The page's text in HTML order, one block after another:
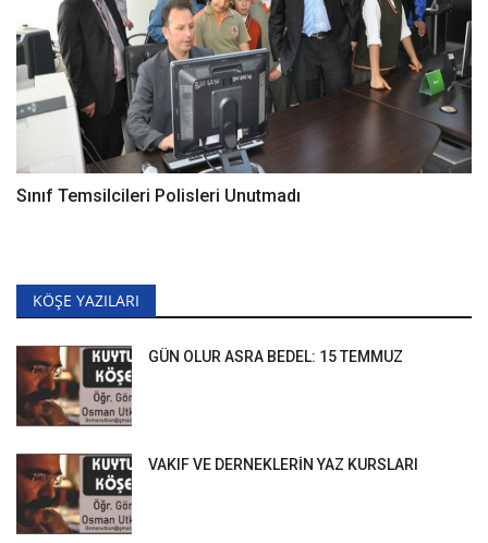
Sınıf Temsilcileri Polisleri Unutmadı
KÖŞE YAZILARI
GÜN OLUR ASRA BEDEL: 15 TEMMUZ
VAKIF VE DERNEKLERİN YAZ KURSLARI